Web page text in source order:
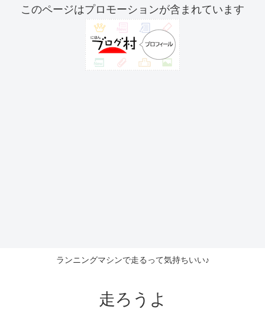
このページはプロモーションが含まれています
ランニングマシンで走るって気持ちいい♪
走ろうよ